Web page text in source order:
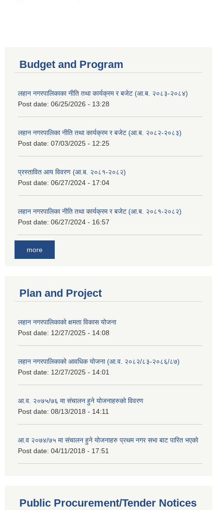
Budget and Program
लहान नगरपालिकाका नीति तथा कार्यक्रम र बजेट (आ.ब. २०८३-२०८४)
Post date: 06/25/2026 - 13:28
लहान नगरपालिका नीति तथा कार्यक्रम र बजेट (आ.ब. २०८२-२०८३)
Post date: 07/03/2025 - 12:25
प्रस्तावित आय विवरण (आ.ब. २०८१-२०८२)
Post date: 06/27/2024 - 17:04
लहान नगरपालिका नीति तथा कार्यक्रम र बजेट (आ.ब. २०८१-२०८२)
Post date: 06/27/2024 - 16:57
more
Plan and Project
लहान नगरपालिकाको क्षमता विकास योजना
Post date: 12/27/2025 - 14:08
लहान नगरपालिकाको आवधिक योजना (आ.व. २०८२/८३-२०८६/८७)
Post date: 12/27/2025 - 14:01
आ.व. २०७५/७६ मा संचालन हुने योजनाहरुको विवरण
Post date: 08/13/2018 - 14:11
आ.व २०७४/७५ मा संचालन हुने योजनाहरु प्रथम नगर सभा बाट पारित भएको
Post date: 04/11/2018 - 17:51
Public Procurement/Tender Notices